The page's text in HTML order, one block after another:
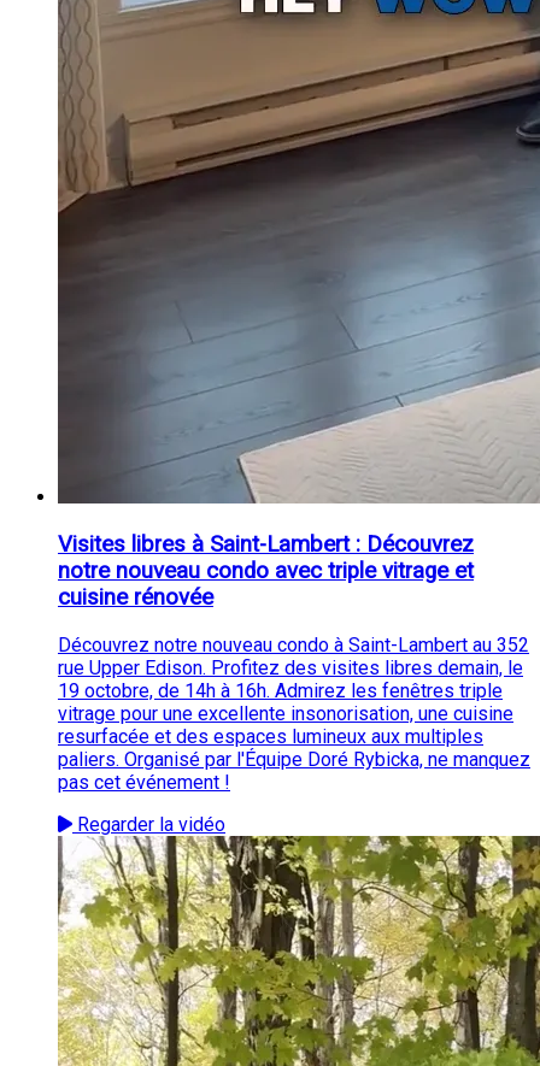
Visites libres à Saint-Lambert : Découvrez
notre nouveau condo avec triple vitrage et
cuisine rénovée
Découvrez notre nouveau condo à Saint-Lambert au 352
rue Upper Edison. Profitez des visites libres demain, le
19 octobre, de 14h à 16h. Admirez les fenêtres triple
vitrage pour une excellente insonorisation, une cuisine
resurfacée et des espaces lumineux aux multiples
paliers. Organisé par l'Équipe Doré Rybicka, ne manquez
pas cet événement !
Regarder la vidéo